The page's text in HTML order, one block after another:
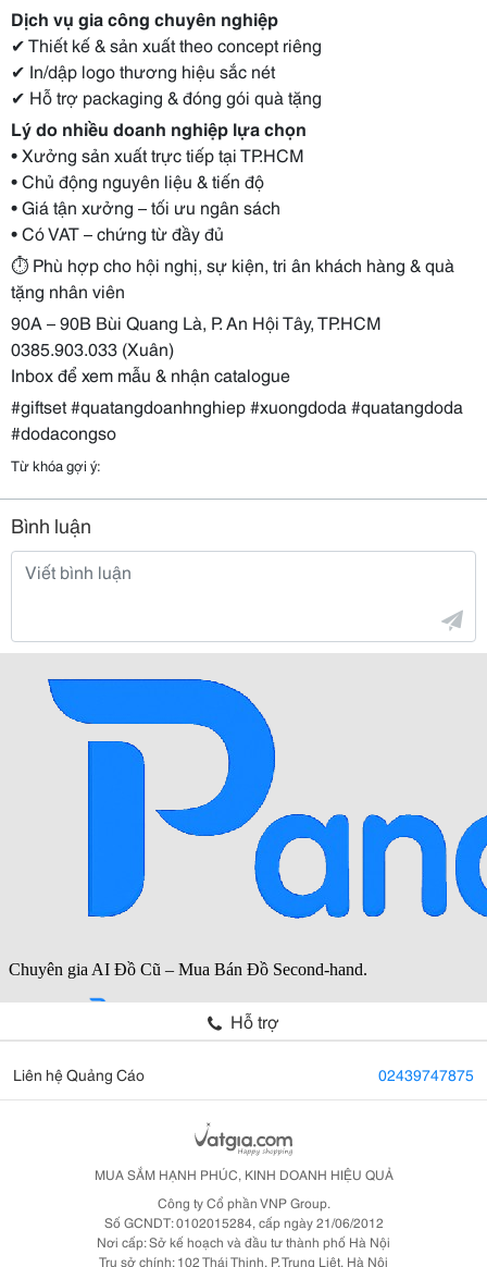
Dịch vụ gia công chuyên nghiệp
✔ Thiết kế & sản xuất theo concept riêng
✔ In/dập logo thương hiệu sắc nét
✔ Hỗ trợ packaging & đóng gói quà tặng
Lý do nhiều doanh nghiệp lựa chọn
• Xưởng sản xuất trực tiếp tại TP.HCM
• Chủ động nguyên liệu & tiến độ
• Giá tận xưởng – tối ưu ngân sách
• Có VAT – chứng từ đầy đủ
⏱ Phù hợp cho hội nghị, sự kiện, tri ân khách hàng & quà
tặng nhân viên
90A – 90B Bùi Quang Là, P. An Hội Tây, TP.HCM
0385.903.033 (Xuân)
Inbox để xem mẫu & nhận catalogue
#giftset #quatangdoanhnghiep #xuongdoda #quatangdoda
#dodacongso
Từ khóa gợi ý:
Bình luận
Hỗ trợ
Liên hệ Quảng Cáo 02439747875
MUA SẮM HẠNH PHÚC, KINH DOANH HIỆU QUẢ
Công ty Cổ phần VNP Group.
Số GCNDT: 0102015284, cấp ngày 21/06/2012
Nơi cấp: Sở kế hoạch và đầu tư thành phố Hà Nội
Trụ sở chính: 102 Thái Thịnh, P. Trung Liệt, Hà Nội